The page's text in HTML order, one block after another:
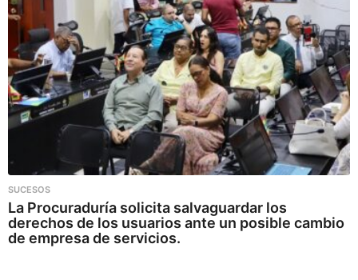
SUCESOS
La Procuraduría solicita salvaguardar los
derechos de los usuarios ante un posible cambio
de empresa de servicios.